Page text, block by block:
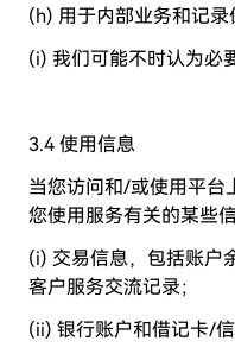
(h) 用于内部业务和记
(i) 我们可能不时认为必
3.4 使用信息
当您访问和/或使用平台
您使用服务有关的某些
(i) 交易信息，包括账户
客户服务交流记录；
(ii) 银行账户和借记卡/信